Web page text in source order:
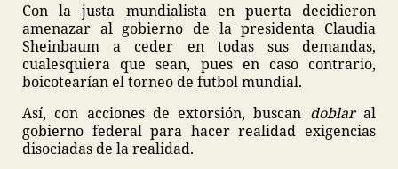
Con la justa mundialista en puerta decidieron
amenazar al gobierno de la presidenta Claudia
Sheinbaum a ceder en todas sus demandas,
cualesquiera que sean, pues en caso contrario,
boicotearían el torneo de futbol mundial.
Así, con acciones de extorsión, buscan doblaral
gobierno federal para hacer realidad exigencias
disociadas de la realidad.